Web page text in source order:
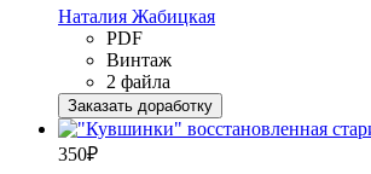
Наталия Жабицкая
PDF
Винтаж
2 файла
Заказать доработку
350₽